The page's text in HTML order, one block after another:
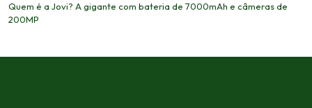
Quem é a Jovi? A gigante com bateria de 7000mAh e câmeras de
200MP